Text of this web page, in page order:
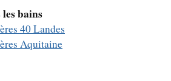
bains
40 Landes
Aquitaine